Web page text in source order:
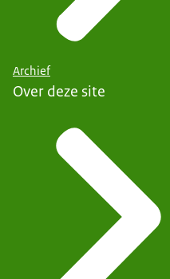
Archief
Over deze site